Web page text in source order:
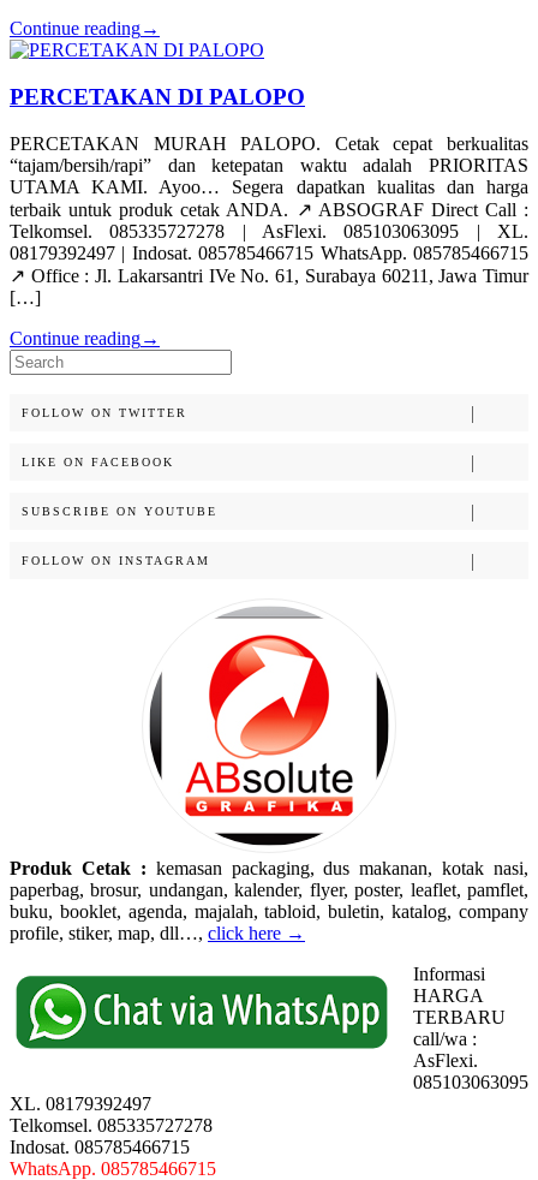
Continue reading→
PERCETAKAN DI PALOPO
PERCETAKAN MURAH PALOPO. Cetak cepat berkualitas
“tajam/bersih/rapi” dan ketepatan waktu adalah PRIORITAS
UTAMA KAMI. Ayoo… Segera dapatkan kualitas dan harga
terbaik untuk produk cetak ANDA. ↗️ ABSOGRAF Direct Call :
Telkomsel. 085335727278 | AsFlexi. 085103063095 | XL.
08179392497 | Indosat. 085785466715 WhatsApp. 085785466715
↗️ Office : Jl. Lakarsantri IVe No. 61, Surabaya 60211, Jawa Timur
[…]
Continue reading→
Search
for:
FOLLOW ON TWITTER
LIKE ON FACEBOOK
SUBSCRIBE ON YOUTUBE
FOLLOW ON INSTAGRAM
Produk Cetak : kemasan packaging, dus makanan, kotak nasi,
paperbag, brosur, undangan, kalender, flyer, poster, leaflet, pamflet,
buku, booklet, agenda, majalah, tabloid, buletin, katalog, company
profile, stiker, map, dll…, click here →
Informasi
HARGA
TERBARU
call/wa :
AsFlexi.
085103063095
XL. 08179392497
Telkomsel. 085335727278
Indosat. 085785466715
WhatsApp. 085785466715